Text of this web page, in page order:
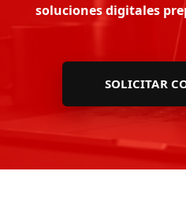
soluciones digitales
SOLICITAR